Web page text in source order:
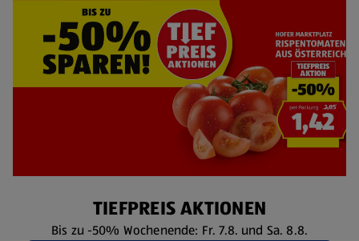
TIEFPREIS AKTIONEN
Bis zu -50% Wochenende: Fr. 7.8. und Sa. 8.8.